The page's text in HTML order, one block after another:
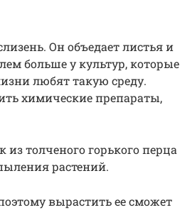
Он объедает листья и
больше у культур, которые
любят такую среду.
химические препараты,
толченого горького перца
растений.
вырастить ее сможет